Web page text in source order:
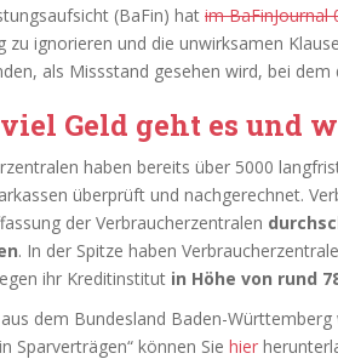
(BaFin) hat im BaFinJournal
zu ignorieren und die unwirksamen
als Missstand gesehen wird, bei dem
Geld geht es und
haben bereits über 5000
überprüft und nachgerechnet.
der Verbraucherzentralen
. In der Spitze haben
ihr Kreditinstitut in Höhe von rund
dem Bundesland Baden-
Sparverträgen“ können Sie hier